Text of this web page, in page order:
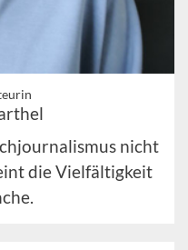
nicht
die Vielfältigkeit